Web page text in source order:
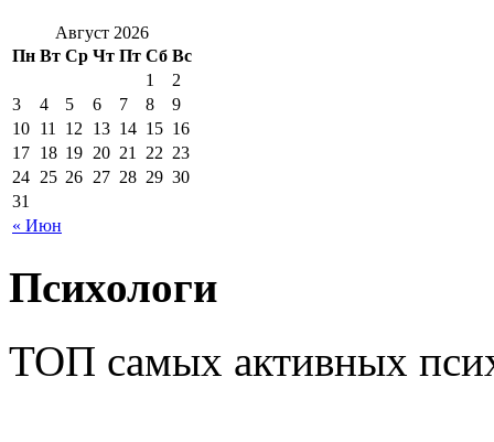
Август 2026
Пн Вт Ср Чт Пт Сб Вс
« Июн
1
2
3
4 5 6 7 8
9
10 11 12 13 14 15 16
17 18 19 20 21 22 23
24 25 26 27 28 29 30
31
Психологи
ТОП самых активных